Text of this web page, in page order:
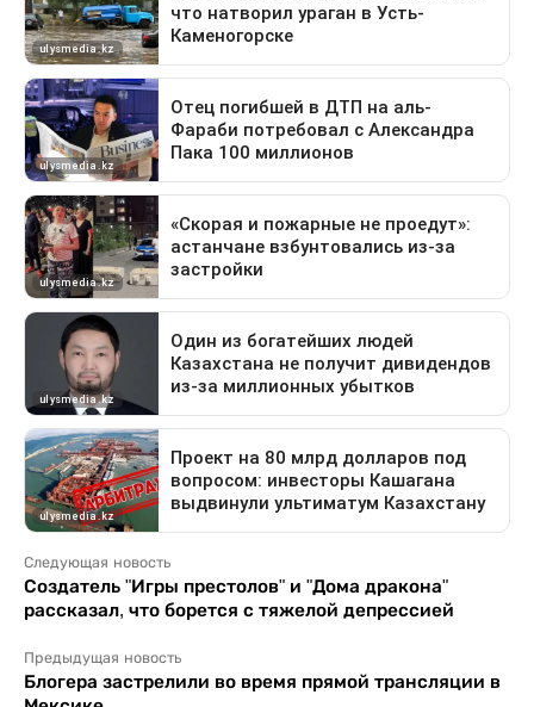
Следующая новость
Создатель "Игры престолов" и "Дома дракона"
рассказал, что борется с тяжелой депрессией
Предыдущая новость
Блогера застрелили во время прямой трансляции в